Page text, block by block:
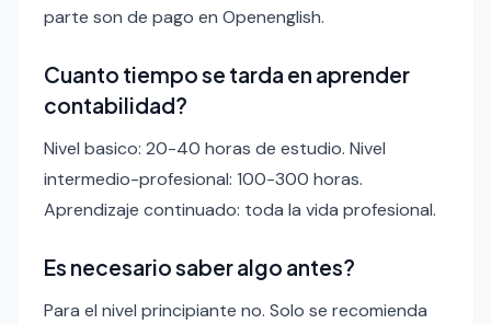
parte son de pago en Openenglish.
Cuanto tiempo se tarda en aprender
contabilidad?
Nivel basico: 20-40 horas de estudio. Nivel
intermedio-profesional: 100-300 horas.
Aprendizaje continuado: toda la vida profesional.
Es necesario saber algo antes?
Para el nivel principiante no. Solo se recomienda